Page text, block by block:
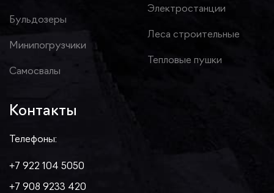
Бульдозеры
Минипогрузчики
Самосвалы
Электростанции
Леса строительные
Тепловые пушки
Контакты
Телефоны:
+7 922 104 5050
+7 908 9233 420